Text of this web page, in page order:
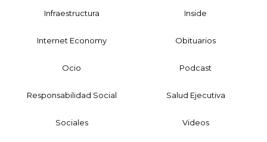
Infraestructura Inside
Internet Economy Obituarios
Ocio Podcast
Responsabilidad Social Salud Ejecutiva
Sociales Videos